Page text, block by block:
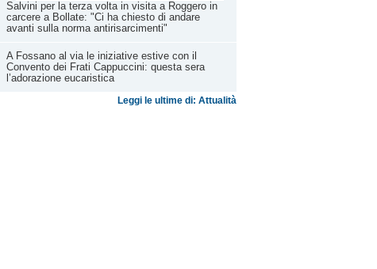
Salvini per la terza volta in visita a Roggero in
carcere a Bollate: "Ci ha chiesto di andare
avanti sulla norma antirisarcimenti"
A Fossano al via le iniziative estive con il
Convento dei Frati Cappuccini: questa sera
l’adorazione eucaristica
Leggi le ultime di: Attualità